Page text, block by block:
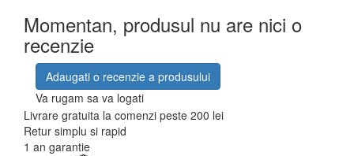
Momentan, produsul nu are nici o
recenzie
Adaugati o recenzie a produsului
Va rugam sa va logati
Livrare gratuita la comenzi peste 200 lei
Retur simplu si rapid
1 an garantie